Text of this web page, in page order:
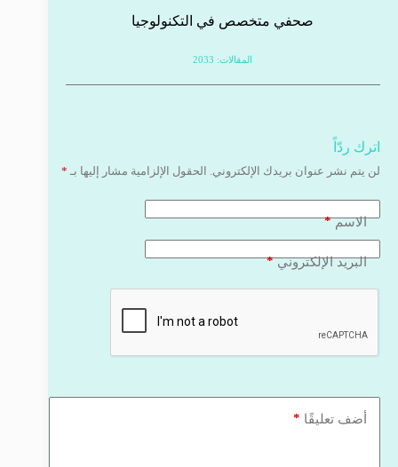
صحفي متخصص في التكنولوجيا
المقالات: 2033
اترك ردّاً
لن يتم نشر عنوان بريدك الإلكتروني. الحقول الإلزامية مشار إليها بـ *
الاسم*
البريد الإلكتروني*
أضف تعليقًا *